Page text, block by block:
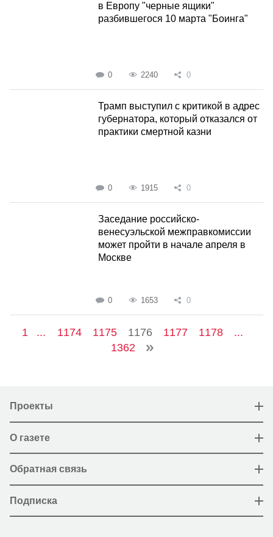
в Европу "черные ящики"
разбившегося 10 марта "Боинга"
0 2240 0
Трамп выступил с критикой в адрес
губернатора, который отказался от
практики смертной казни
0 1915 0
Заседание российско-
венесуэльской межправкомиссии
может пройти в начале апреля в
Москве
0 1653 0
1 ... 1174 1175 1176 1177 1178
...
1362
Проекты
О газете
Обратная связь
Подписка